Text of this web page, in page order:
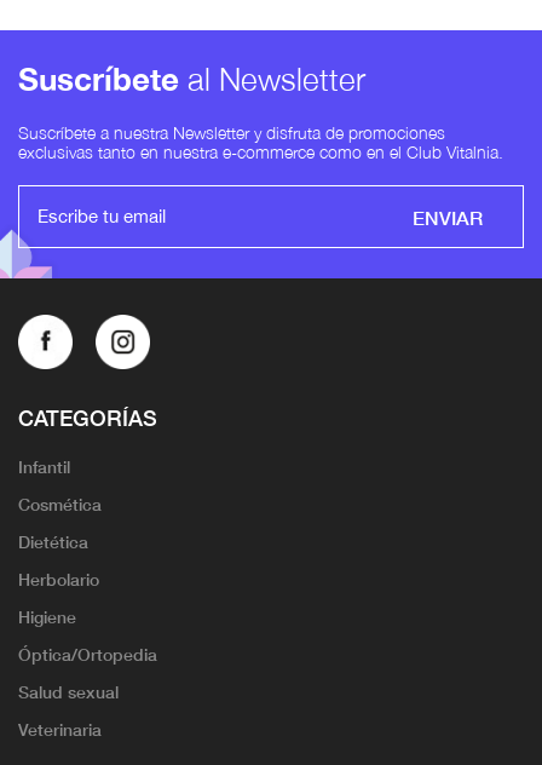
Suscríbete al Newsletter
Suscríbete a nuestra Newsletter y disfruta de promociones
exclusivas tanto en nuestra e-commerce como en el Club Vitalnia.
ENVIAR
CATEGORÍAS
Infantil
Cosmética
Dietética
Herbolario
Higiene
Óptica/Ortopedia
Salud sexual
Veterinaria